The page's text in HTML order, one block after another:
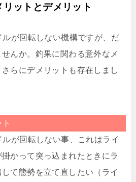
ットとデメリット
が回転しない機構ですが、だ
んか。釣果に関わる意外なメ
らにデメリットも存在しまし
が回転しない事、これはライ
かって突っ込まれたときにラ
て態勢を立て直したい（ライ